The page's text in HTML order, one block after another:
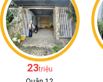
23triệu